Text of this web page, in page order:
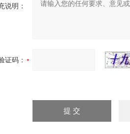
说明：
证码：